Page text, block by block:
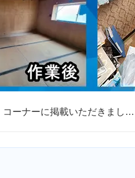
コーナーに掲載いただきまし…